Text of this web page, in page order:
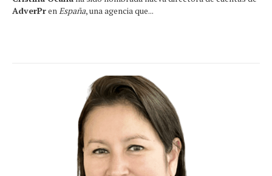
AdverPren España, una agencia que...